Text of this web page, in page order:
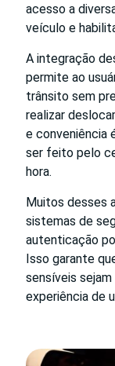
acesso a
veículo e
A integração
permite ao
trânsito sem
realizar
e conveniência
ser feito pelo
hora.
Muitos desses
sistemas de
autenticação
Isso garante
sensíveis
experiência de